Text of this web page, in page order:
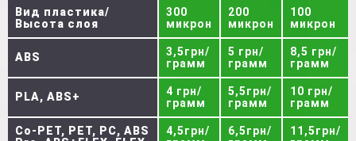
Вид пластика/
Высота слоя
300
микрон
200
микрон
100
микрон
ABS
3,5грн/
грамм
5 грн/
грамм
8,5 грн/
грамм
PLA, ABS+
4 грн/
грамм
5,5грн/
грамм
10 грн/
грамм
Co-PET, PET, PC, ABS
4,5грн/
6,5грн/
11,5грн/